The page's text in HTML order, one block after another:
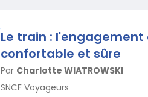
Le train : l'engagement
confortable et sûre
Par Charlotte WIATROWSKI
SNCF Voyageurs